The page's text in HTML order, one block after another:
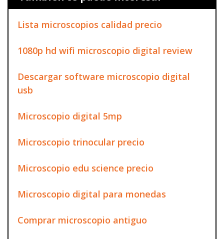
Lista microscopios calidad precio
1080p hd wifi microscopio digital review
Descargar software microscopio digital
usb
Microscopio digital 5mp
Microscopio trinocular precio
Microscopio edu science precio
Microscopio digital para monedas
Comprar microscopio antiguo